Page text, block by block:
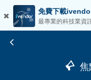
免費下載
最專業的科技業資
焦